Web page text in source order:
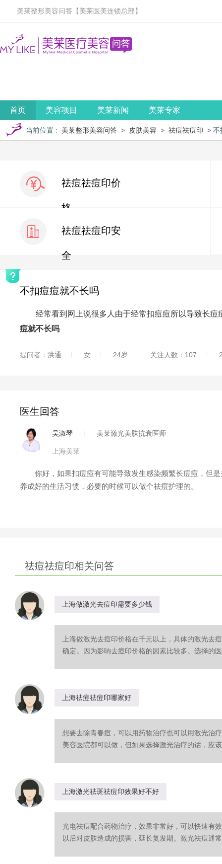
美莱整形美容问答【美莱医美连锁总部】
首页 美容项目 美莱新闻 美莱专家
当前位置 : 美莱整形美容问答 > 皮肤美容 > 祛痘祛痘印 > 不
祛痘祛痘印价
格
祛痘祛痘印安
全
不扣痘痘就不长吗
经常看到网上说很多人由于经常扣痘痘所以导致长痘
痘就不长吗
提问者：洪通 女 24岁 关注人数：107
医生回答
吴淑琴 美莱激光美肤抗衰医师
上海美莱
你好，如果扣痘痘有可能导致发生感染频繁长痘痘，但是
养成好的生活习惯，必要的时候可以做个祛痘护理的。
祛痘祛痘印相关问答
上海做激光去痘印需要多少钱
上海做激光去痘印价格在千元以上，具体的激光去
确定。因为影响去痘印价格的因素比较多。选择的
上海祛痘祛痘印哪家好
想要去除青春痘，可以用药物治疗也可以用激光治
美容医院都可以做，但如果选择激光治疗的话，应
上海激光祛斑祛痘印效果好不好
光电祛痘配合药物治疗，效果非常好，可以快速有
以后对皮肤造成的损害，延长复发期。激光祛痘通